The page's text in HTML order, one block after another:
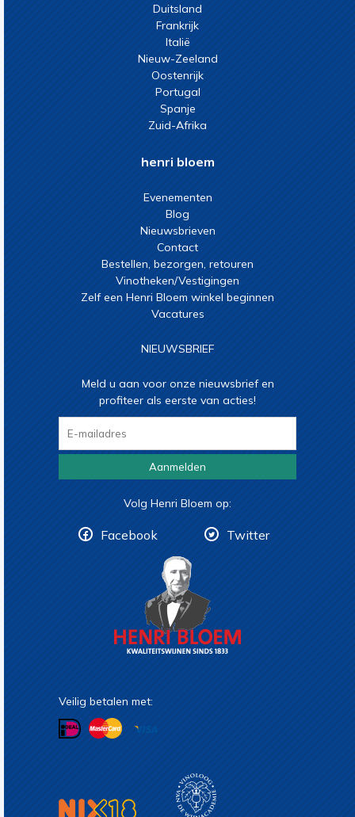
Duitsland
Frankrijk
Italië
Nieuw-Zeeland
Oostenrijk
Portugal
Spanje
Zuid-Afrika
henri bloem
Evenementen
Blog
Nieuwsbrieven
Contact
Bestellen, bezorgen, retouren
Vinotheken/Vestigingen
Zelf een Henri Bloem winkel beginnen
Vacatures
NIEUWSBRIEF
Meld u aan voor onze nieuwsbrief en
profiteer als eerste van acties!
Aanmelden
Volg Henri Bloem op:
Facebook Twitter
Veilig betalen met: